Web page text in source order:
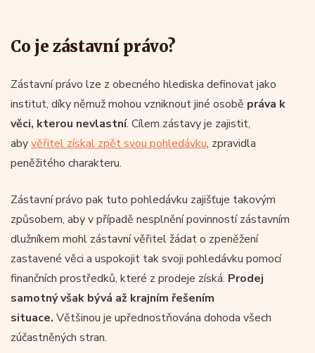
Co je zástavní právo?
Zástavní právo lze z obecného hlediska definovat jako
institut, díky němuž mohou vzniknout jiné osobě práva k
věci, kterou nevlastní. Cílem zástavy je zajistit,
abyvěřitel získal zpět svou pohledávku, zpravidla
peněžitého charakteru.
Zástavní právo pak tuto pohledávku zajišťuje takovým
způsobem, aby v případě nesplnění povinností zástavním
dlužníkem mohl zástavní věřitel žádat o zpeněžení
zastavené věci a uspokojit tak svoji pohledávku pomocí
finančních prostředků, které z prodeje získá. Prodej
samotný však bývá až krajním řešením
situace. Většinou je upřednostňována dohoda všech
zúčastněných stran.